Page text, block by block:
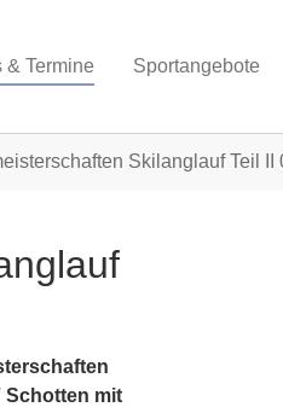
& Termine Sportangebote
Skilanglauf Teil II
Schotten mit